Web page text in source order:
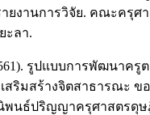
ยงานการวิจัย. คณะครุศ
ะลา.
รูปแบบการพัฒนาครู
สริมสร้างจิตสาธารณะ ข
พนธ์ปริญญาครุศาสตรดุ